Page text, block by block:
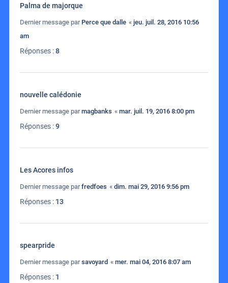
Palma de majorque
Dernier message par Perce que dalle « jeu. juil. 28, 2016 10:56
am
Réponses :8
nouvelle calédonie
Dernier message parmagbanks « mar. juil. 19, 2016 8:00 pm
Réponses :9
Les Acores infos
Dernier message parfredfoes « dim. mai 29, 2016 9:56 pm
Réponses : 13
spearpride
Dernier message parsavoyard « mer. mai 04, 2016 8:07 am
Réponses : 1